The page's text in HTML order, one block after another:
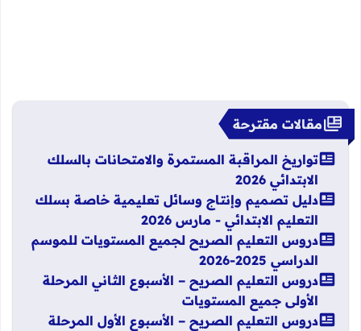
مقالات مقترحة
تواريخ المراقبة المستمرة والامتحانات بالسلك
الابتدائي 2026
دليل تصميم وإنتاج وسائل تعليمية خاصة بسلك
التعليم الابتدائي - مارس 2026
دروس التعليم الصريح لجميع المستويات للموسم
الدراسي 2025-2026
دروس التعليم الصريح – الأسبوع الثاني المرحلة
الأولى جميع المستويات
دروس التعليم الصريح – الأسبوع الأول المرحلة